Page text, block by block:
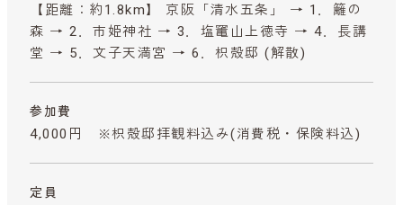
【距離：約1.8km】 京阪「清水五条」 → 1．籬の
森 → 2．市姫神社 → 3．塩竃山上徳寺 → 4．長講
堂 → 5．文子天満宮 → 6．枳殻邸 (解散)
参加費
4,000円 ※枳殻邸拝観料込み(消費税・保険料込)
定員